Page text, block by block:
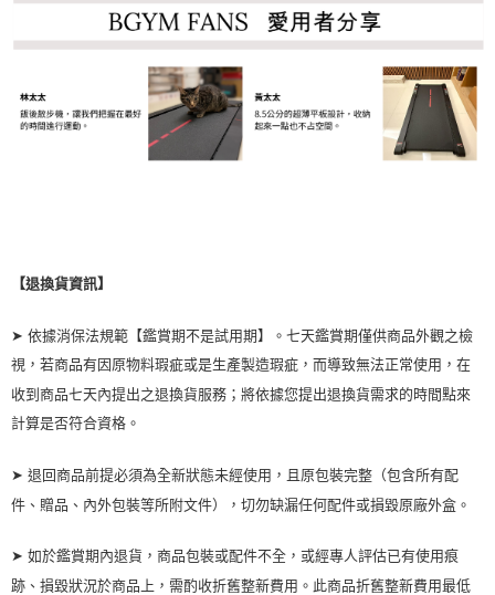
【退換貨資訊】
➤ 依據消保法規範【鑑賞期不是試用期】。七天鑑賞期僅供商品外觀之檢
視，若商品有因原物料瑕疵或是生產製造瑕疵，而導致無法正常使用，在
收到商品七天內提出之退換貨服務；將依據您提出退換貨需求的時間點來
計算是否符合資格。
➤ 退回商品前提必須為全新狀態未經使用，且原包裝完整（包含所有配
件、贈品、內外包裝等所附文件），切勿缺漏任何配件或損毀原廠外盒。
➤ 如於鑑賞期內退貨，商品包裝或配件不全，或經專人評估已有使用痕
跡、損毀狀況於商品上，需酌收折舊整新費用。此商品折舊整新費用最低